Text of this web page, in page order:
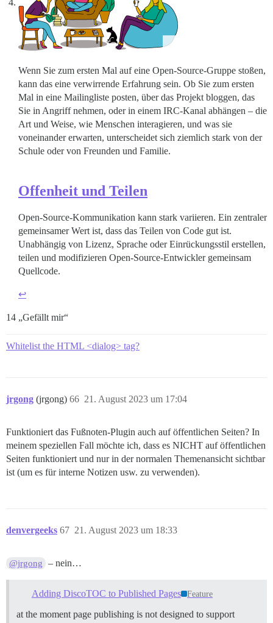
Wenn Sie zum ersten Mal auf eine Open-Source-Gruppe stoßen,
kann das eine verwirrende Erfahrung sein. Ob Sie zum ersten
Mal in eine Mailingliste posten, über das Projekt bloggen, das
Sie in Angriff nehmen, oder in einem IRC-Kanal abhängen – die
Art und Weise, wie Menschen interagieren, und was sie
voneinander erwarten, unterscheidet sich ziemlich stark von der
Schule oder von Freunden und Familie.
Offenheit und Teilen
Open-Source-Kommunikation kann stark variieren. Ein zentraler
gemeinsamer Wert ist, dass das Teilen von Code gut ist.
Unabhängig von Lizenz, Sprache oder Einrückungsstil erstellen,
teilen und modifizieren Open-Source-Entwickler gemeinsam
Quellcode.
↩︎
14 „Gefällt mir“
Whitelist the HTML <dialog> tag?
jrgong (jrgong) 21. August 2023 um 17:04
66
Funktioniert das Fußnoten-Plugin auch auf öffentlichen Seiten? In
meinem speziellen Fall möchte ich, dass es NICHT auf öffentlichen
Seiten funktioniert und nur in der normalen Themenansicht sichtbar
ist (um es für interne Notizen usw. zu verwenden).
denvergeeks 21. August 2023 um 18:33
67
@jrgong – nein…
Adding DiscoTOC to Published Pages Feature
at the moment page publishing is not designed to support